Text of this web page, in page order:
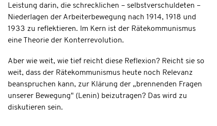
Leistung darin, die schrecklichen – selbstverschuldeten –
Niederlagen der Arbeiterbewegung nach 1914, 1918 und
1933 zu reflektieren. Im Kern ist der Rätekommunismus
eine Theorie der Konterrevolution.
Aber wie weit, wie tief reicht diese Reflexion? Reicht sie so
weit, dass der Rätekommunismus heute noch Relevanz
beanspruchen kann, zur Klärung der „brennenden Fragen
unserer Bewegung" (Lenin) beizutragen? Das wird zu
diskutieren sein.